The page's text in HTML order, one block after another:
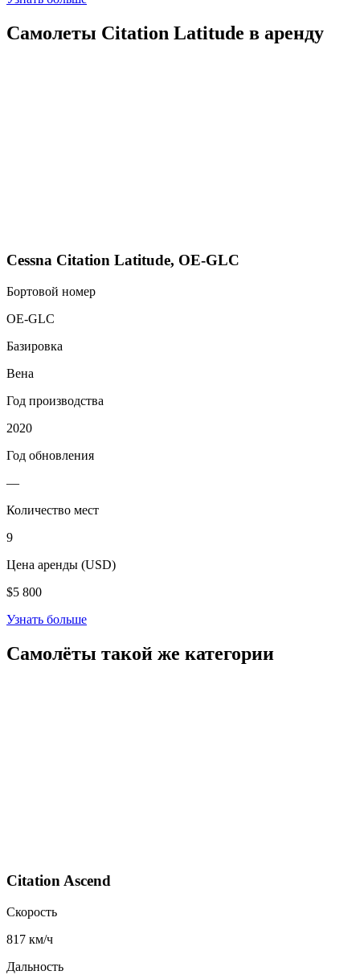
Самолеты Citation Latitude в аренду
Cessna Citation Latitude, OE-GLC
Бортовой номер
OE-GLC
Базировка
Вена
Год производства
2020
Год обновления
—
Количество мест
9
Цена аренды (USD)
$5 800
Узнать больше
Самолёты такой же категории
Citation Ascend
Скорость
817 км/ч
Дальность